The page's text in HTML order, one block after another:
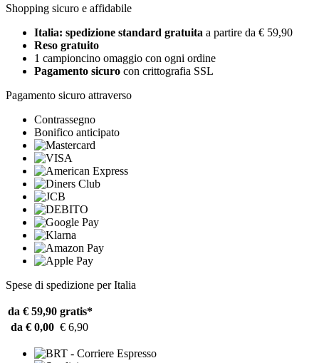
Shopping sicuro e affidabile
Italia: spedizione standard gratuita a partire da € 59,90
Reso gratuito
1 campioncino omaggio con ogni ordine
Pagamento sicuro con crittografia SSL
Pagamento sicuro attraverso
Contrassegno
Bonifico anticipato
Spese di spedizione per Italia
da € 59,90 gratis*
da € 0,00 € 6,90